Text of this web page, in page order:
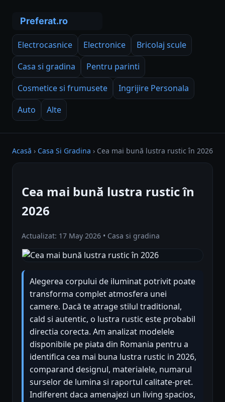
Electrocasnice Electronice
Bricolaj scule
Casa si gradina
Pentru parinti
Cosmetice si frumusete
Ingrijire Personala
Auto
Alte
Acasă › Casa Si Gradina › Cea mai bună lustra rustic în 2026
Cea mai bună lustra rustic în
2026
Actualizat: 17 May 2026 • Casa si gradina
Alegerea corpului de iluminat potrivit poate
transforma complet atmosfera unei
camere. Dacă te atrage stilul traditional,
cald si autentic, o lustra rustic este probabil
directia corecta. Am analizat modelele
disponibile pe piata din Romania pentru a
identifica cea mai buna lustra rustic in 2026,
comparand designul, materialele, numarul
surselor de lumina si raportul calitate-pret.
Indiferent daca amenajezi un living spacios,